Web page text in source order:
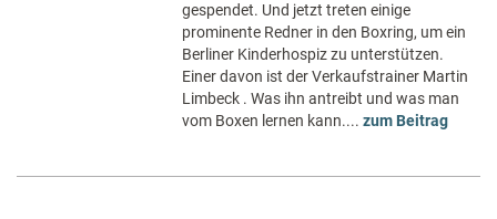
gespendet. Und jetzt treten einige
prominente Redner in den Boxring, um ein
Berliner Kinderhospiz zu unterstützen.
Einer davon ist der Verkaufstrainer Martin
Limbeck . Was ihn antreibt und was man
vom Boxen lernen kann....zum Beitrag